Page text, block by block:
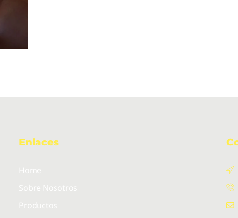
Enlaces
Home
Sobre Nosotros
Productos